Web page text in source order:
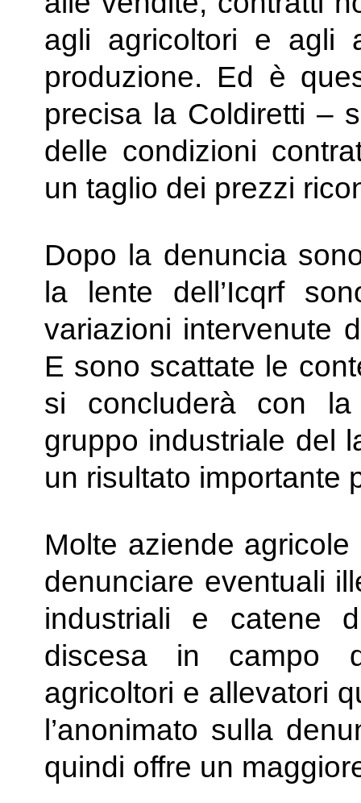
agli agricoltori e agli
produzione. Ed è
precisa la Coldiretti –
delle condizioni
un taglio dei prezzi
Dopo la denuncia
la lente dell’Icqrf
variazioni intervenute
E sono scattate le
si concluderà con
gruppo industriale del
un risultato importante
Molte aziende
denunciare eventuali
industriali e catene
discesa in campo
agricoltori e allevatori
l’anonimato sulla
quindi offre un